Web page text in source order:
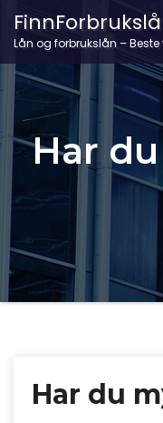
Lån og forbrukslån –
Har
Har du